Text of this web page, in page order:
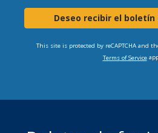
Deseo recibir el
This site is protected by reCAPTCHA and
Terms of Service